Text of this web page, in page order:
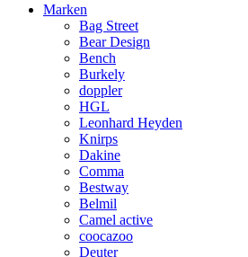
Marken
Bag Street
Bear Design
Bench
Burkely
doppler
HGL
Leonhard Heyden
Knirps
Dakine
Comma
Bestway
Belmil
Camel active
coocazoo
Deuter